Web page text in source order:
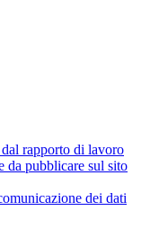
rapporto di lavoro
da pubblicare sul sito
dei dati